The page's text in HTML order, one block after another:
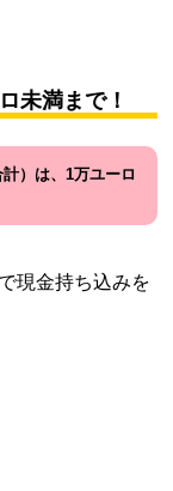
未満まで！
）は、1万ユーロ
現金持ち込みを